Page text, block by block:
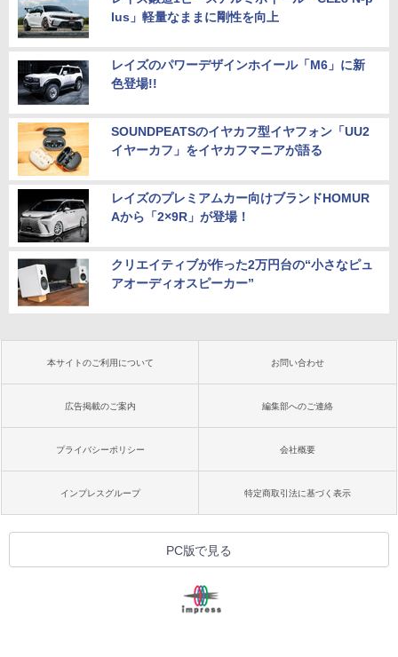
lus」軽量なままに剛性を向上
レイズのパワーデザインホイール「M6」に新
色登場!!
SOUNDPEATSのイヤカフ型イヤフォン「UU2
イヤーカフ」をイヤカフマニアが語る
レイズのプレミアムカー向けブランドHOMUR
Aから「2×9R」が登場！
クリエイティブが作った2万円台の“小さなピュ
アオーディオスピーカー”
本サイトのご利用について お問い合わせ
広告掲載のご案内 編集部へのご連絡
プライバシーポリシー 会社概要
インプレスグループ 特定商取引法に基づく表示
PC版で見る